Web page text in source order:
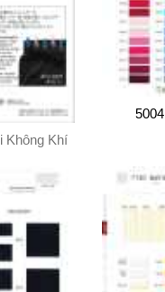
Không Khí
5004